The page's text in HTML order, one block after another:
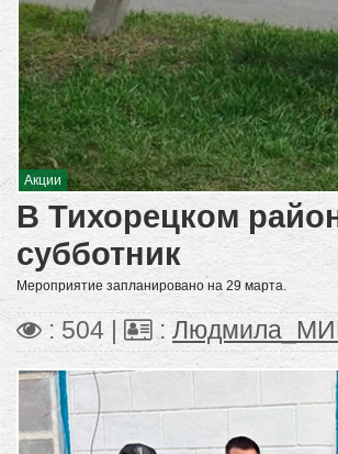
Акции
В Тихорецком
субботник
Мероприятие запланировано на 29 марта.
: 504 | :